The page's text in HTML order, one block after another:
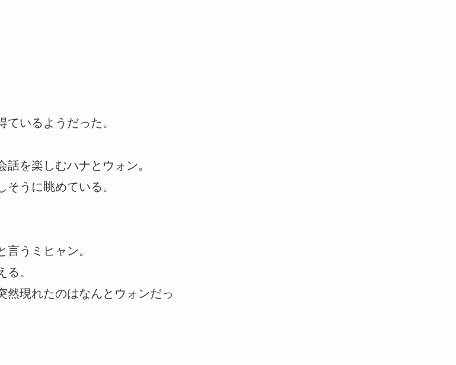
いるようだった。
を楽しむハナとウォン。
うに眺めている。
うミヒャン。
。
然現れたのはなんとウォンだっ